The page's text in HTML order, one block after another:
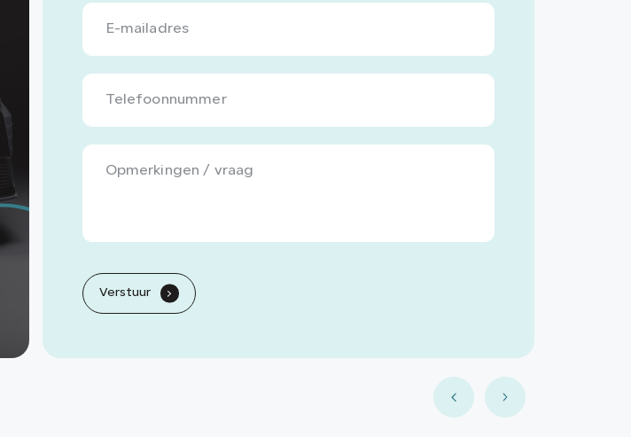
Verstuur
.